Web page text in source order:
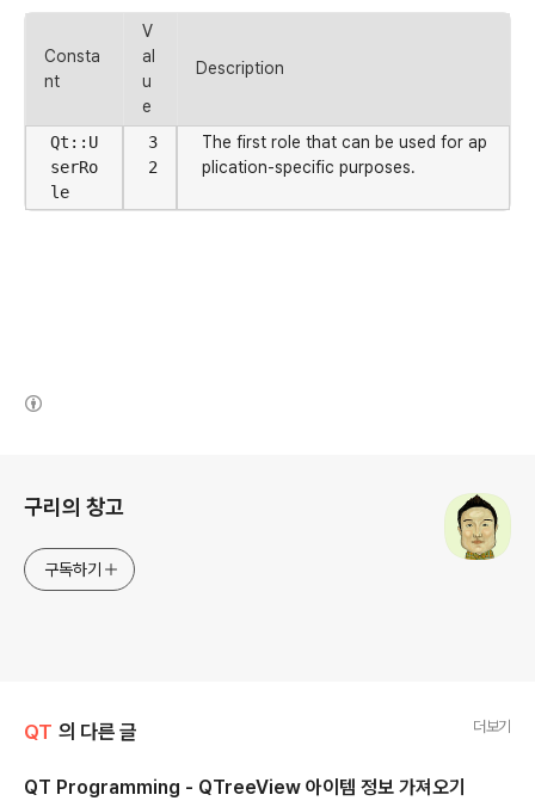
Consta
nt
V
al
u
e
Description
Qt::U
serRo
le
3
2
The first role that can be used for ap
plication-specific purposes.
구리의 창고
구독하기
QT 의 다른 글 더보기
QT Programming - QTreeView 아이템 정보 가져오기